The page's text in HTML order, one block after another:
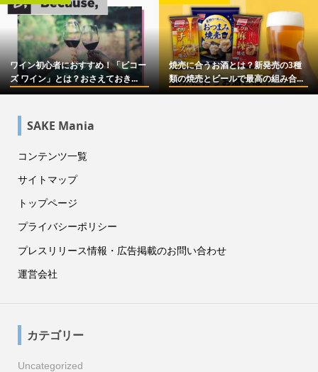
ワイン初心者におすすめ！「ビコー
ズ ワイン」とは？おさえておき...
焼売に合うお酒とは？新発売の3種
類の焼売とビールで最高の組み合...
SAKE Mania
コンテンツ一覧
サイトマップ
トップページ
プライバシーポリシー
プレスリリース情報・広告掲載のお問い合わせ
運営会社
カテゴリー
Uncategorized